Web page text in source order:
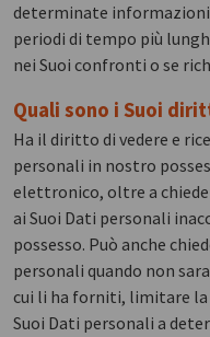
determinate
periodi di tempo più
nei Suoi confronti o se
Quali sono i Suoi
Ha il diritto di vedere e
personali in nostro
elettronico, oltre a
ai Suoi Dati personali
possesso. Può anche
personali quando non
cui li ha forniti, limitare
Suoi Dati personali a